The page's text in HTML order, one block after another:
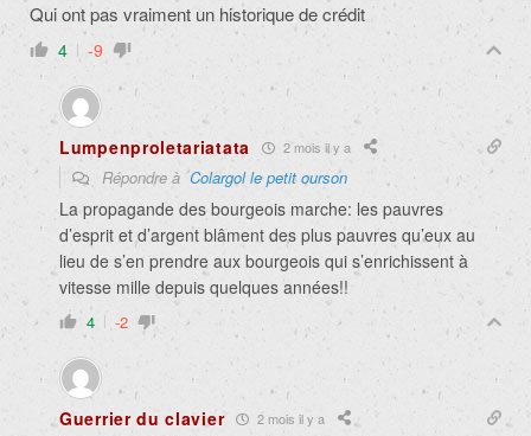
Qui ont pas vraiment un historique de crédit
4 -9
Lumpenproletariatata 2 mois il y a
Répondre àColargol le petit ourson
La propagande des bourgeois marche: les pauvres
d’esprit et d’argent blâment des plus pauvres qu’eux au
lieu de s’en prendre aux bourgeois qui s’enrichissent à
vitesse mille depuis quelques années!!
4 -2
Guerrier du clavier 2 mois il y a